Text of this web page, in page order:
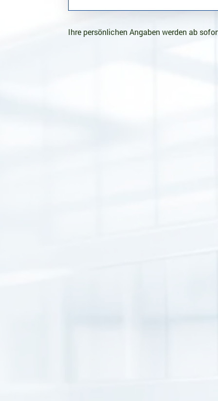
Ihre persönlichen Angaben werden ab